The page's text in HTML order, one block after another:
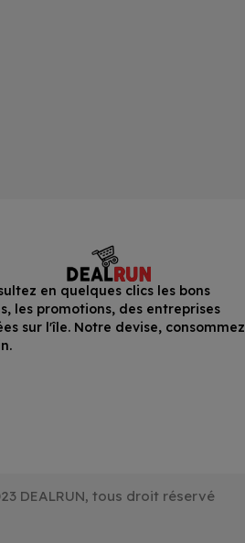
en quelques clics les bons
les promotions, des entreprises
sur l'île. Notre devise, consommez
DEALRUN, tous droit réservé